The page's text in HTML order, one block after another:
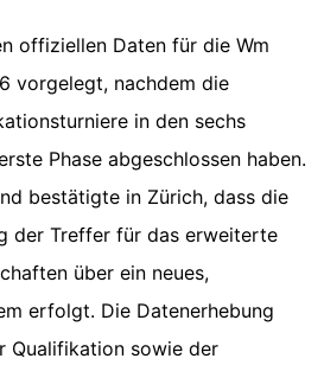
offiziellen Daten für die Wm
vorgelegt, nachdem die
in den sechs
Phase abgeschlossen haben.
bestätigte in Zürich, dass die
der Treffer für das erweiterte
über ein neues,
erfolgt. Die Datenerhebung
Qualifikation sowie der